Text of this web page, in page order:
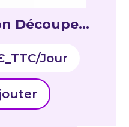
Découpe
LED
_TTC